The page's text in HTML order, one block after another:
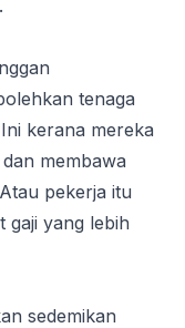
tenaga
kerana mereka
membawa
pekerja itu
gaji yang lebih
sedemikan